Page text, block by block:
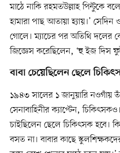
মাঠে নাকি রহমতউল্লাহ পিন্টুকে
হামারা পাছ আতায়া হ্যায়।’ সেদিন
গোলে। ম্যাচের পর অতিথি দলের
জিজ্ঞেস করেছিলেন, ‘হু ইজ দিস
বাবা চেয়েছিলেন ছেলে
১৯৪৩ সালের ১ জানুয়ারি নওগাঁয়
সেনাবাহিনীর ক্যাপ্টেন,
চাইছিলেন ছেলে চিকিৎসক হবে।
বসত না। বাবার কাছে